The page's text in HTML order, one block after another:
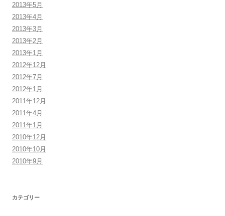
2013年5月
2013年4月
2013年3月
2013年2月
2013年1月
2012年12月
2012年7月
2012年1月
2011年12月
2011年4月
2011年1月
2010年12月
2010年10月
2010年9月
カテゴリー